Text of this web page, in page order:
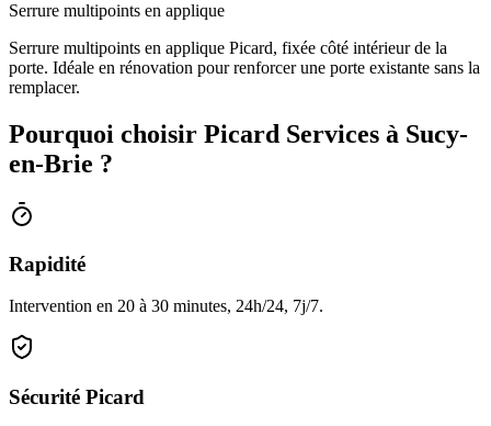
Serrure multipoints en applique
Serrure multipoints en applique Picard, fixée côté intérieur de la
porte. Idéale en rénovation pour renforcer une porte existante sans la
remplacer.
Pourquoi choisir Picard Services à Sucy-
en-Brie ?
Rapidité
Intervention en 20 à 30 minutes, 24h/24, 7j/7.
Sécurité Picard